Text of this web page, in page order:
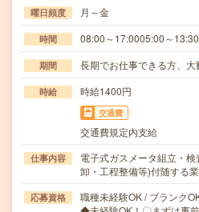
曜日頻度 月～金
時間 08:00～17:0005:00～
期間 長期でお仕事できる方、大
時給 時給1400円
交通費
交通費規定内支給
仕事内容
電子式ガスメータ組立・
卸・工程整備等)付随する
応募資格
職種未経験OK / ブランク